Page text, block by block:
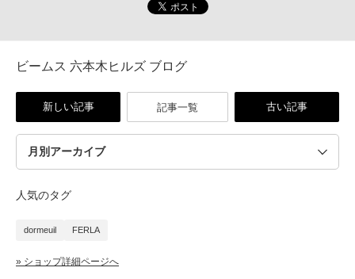
ビームス 六本木ヒルズ ブログ
新しい記事 記事一覧 古い記事
人気のタグ
dormeuil FERLA
» ショップ詳細ページへ